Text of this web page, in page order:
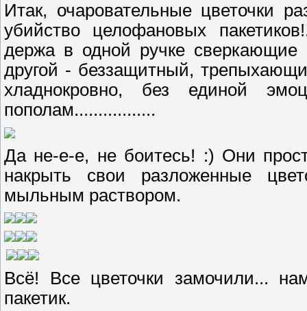
Итак, очаровательные цветочки
убийство целофановых
держа в одной ручке
другой - беззащитный,
хладнокровно, без единой
пополам.................
Да не-е-е, не боитесь! :) Они
накрыть свои разложенные
мыльным раствором.
Всё! Все цветочки замочили...
пакетик.